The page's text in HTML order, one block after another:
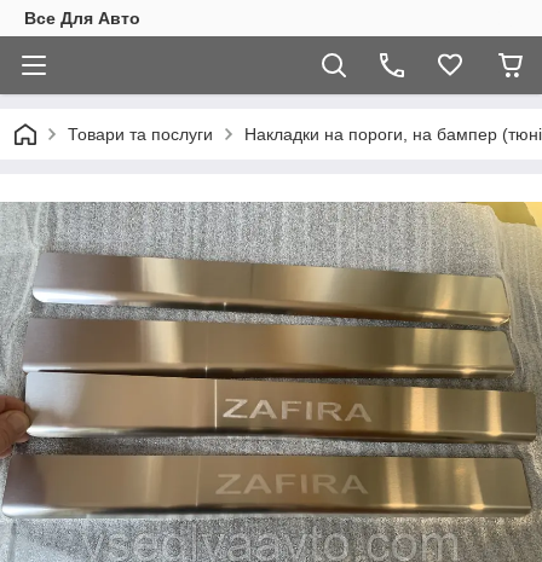
Все Для Авто
Товари та послуги Накладки на пороги, на бампер